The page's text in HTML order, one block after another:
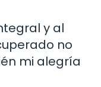
y al
no
mi alegría